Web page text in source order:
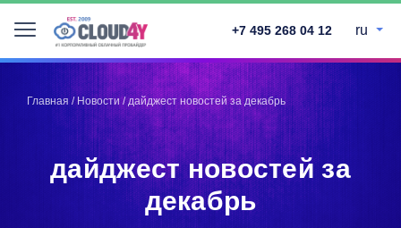
+7 495 268 04 12 ru
Главная /Новости/дайджест новостей за декабрь
дайджест новостей за
декабрь
Telegram
Запинить
Твитнуть
LinkedIn
Facebook
ВКонтакте
Telegram
Запинить
Твитнуть
LinkedIn
Facebook
ВКонтакте